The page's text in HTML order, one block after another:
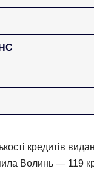
кредитів
Волинь — 119